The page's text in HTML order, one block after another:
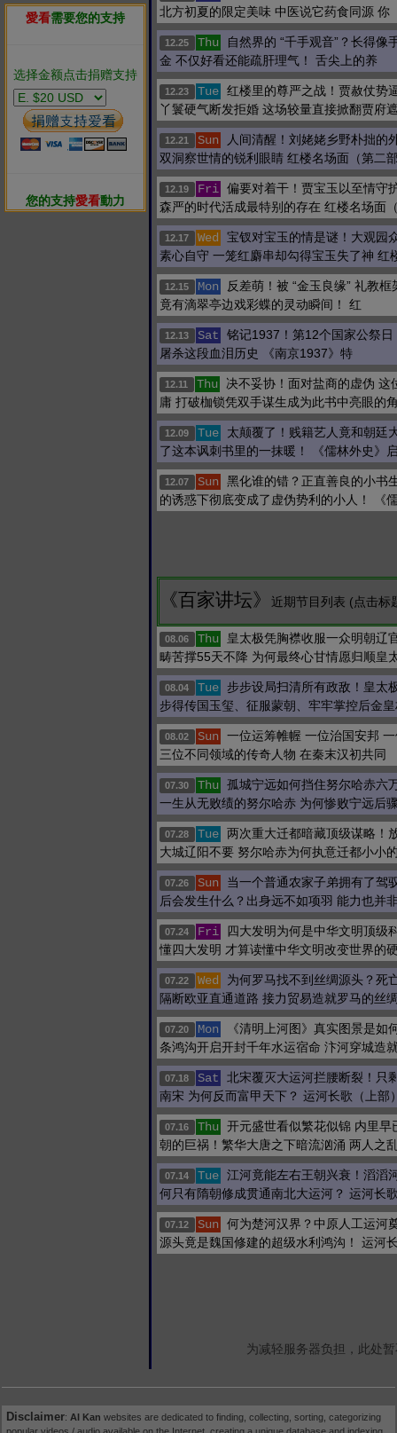
愛看需要您的支持
选择金额点击捐赠支持
您的支持愛看動力
北方初夏的限定美味 中医说它药食同源 你
12.25 Thu
自然界的 “千手观音”？长得像
金 不仅好看还能疏肝理气！ 舌尖上的养
12.23 Tue 红楼里的尊严之战！贾赦仗势
丫鬟硬气断发拒婚 这场较量直接掀翻贾府
12.21 Sun
人间清醒！刘姥姥乡野朴拙的
双洞察世情的锐利眼睛 红楼名场面（第二
12.19 Fri 偏要对着干！贾宝玉以至情守
森严的时代活成最特别的存在 红楼名场面
12.17 Wed
宝钗对宝玉的情是谜！大观园
素心自守 一笼红麝串却勾得宝玉失了神 红
12.15 Mon
反差萌！被 “金玉良缘” 礼教
竟有滴翠亭边戏彩蝶的灵动瞬间！ 红
12.13 Sat
铭记1937！第12个国家公祭日
屠杀这段血泪历史 《南京1937》特
12.11 Thu
决不妥协！面对盐商的虚伪 这
庸 打破枷锁凭双手谋生成为此书中亮眼的
12.09 Tue
太颠覆了！贱籍艺人竟和朝廷
了这本讽刺书里的一抹暖！ 《儒林外史》
12.07 Sun
黑化谁的错？正直善良的小书
的诱惑下彻底变成了虚伪势利的小人！ 《
《百家讲坛》 近期节目列表 (点击标
08.06 Thu
皇太极凭胸襟收服一众明朝辽
畴苦撑55天不降 为何最终心甘情愿归顺皇
08.04 Tue
步步设局扫清所有政敌！皇太
步得传国玉玺、征服蒙朝、牢牢掌控后金
08.02 Sun
一位运筹帷幄 一位治国安邦
三位不同领域的传奇人物 在秦末汉初共同
07.30 Thu
孤城宁远如何挡住努尔哈赤六
一生从无败绩的努尔哈赤 为何惨败宁远后
07.28 Tue 两次重大迁都暗藏顶级谋略！
大城辽阳不要 努尔哈赤为何执意迁都小小
07.26 Sun
当一个普通农家子弟拥有了驾
后会发生什么？出身远不如项羽 能力也并
07.24 Fri
四大发明为何是中华文明顶级
懂四大发明 才算读懂中华文明改变世界的
07.22 Wed
为何罗马找不到丝绸源头？死
隔断欧亚直通道路 接力贸易造就罗马的丝
07.20 Mon
《清明上河图》真实图景是如
条鸿沟开启开封千年水运宿命 汴河穿城造
07.18 Sat
北宋覆灭大运河拦腰断裂！只
南宋 为何反而富甲天下？ 运河长歌（上部
07.16 Thu
开元盛世看似繁花似锦 内里早
朝的巨祸！繁华大唐之下暗流汹涌 两人之
07.14 Tue 江河竟能左右王朝兴衰！滔滔
何只有隋朝修成贯通南北大运河？ 运河长
07.12 Sun
何为楚河汉界？中原人工运河
源头竟是魏国修建的超级水利鸿沟！ 运河
为减轻服务器负担，此处
Disclaimer: AI Kan websites are dedicated to finding, collecting, sorting, categorizing